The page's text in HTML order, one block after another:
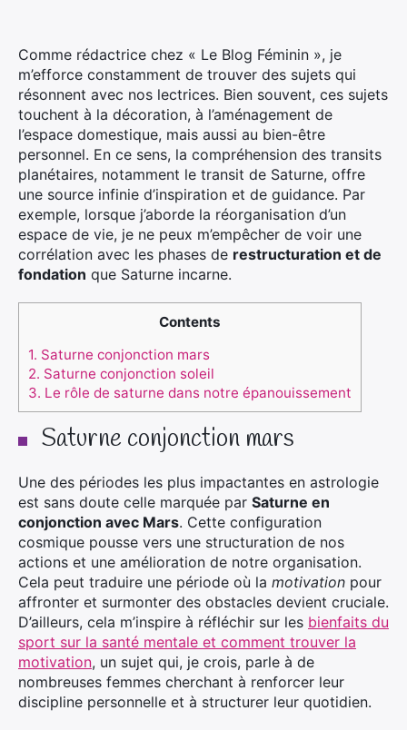
Comme rédactrice chez « Le Blog Féminin », je
m’efforce constamment de trouver des sujets qui
résonnent avec nos lectrices. Bien souvent, ces sujets
touchent à la décoration, à l’aménagement de
l’espace domestique, mais aussi au bien-être
personnel. En ce sens, la compréhension des transits
planétaires, notamment le transit de Saturne, offre
une source infinie d’inspiration et de guidance. Par
exemple, lorsque j’aborde la réorganisation d’un
espace de vie, je ne peux m’empêcher de voir une
corrélation avec les phases de restructuration et de
fondation que Saturne incarne.
Contents
1. Saturne conjonction mars
2. Saturne conjonction soleil
3. Le rôle de saturne dans notre épanouissement
Saturne conjonction mars
Une des périodes les plus impactantes en astrologie
est sans doute celle marquée par Saturne en
conjonction avec Mars. Cette configuration
cosmique pousse vers une structuration de nos
actions et une amélioration de notre organisation.
Cela peut traduire une période où la motivation pour
affronter et surmonter des obstacles devient cruciale.
D’ailleurs, cela m’inspire à réfléchir sur les bienfaits du
sport sur la santé mentale et comment trouver la
motivation, un sujet qui, je crois, parle à de
nombreuses femmes cherchant à renforcer leur
discipline personnelle et à structurer leur quotidien.